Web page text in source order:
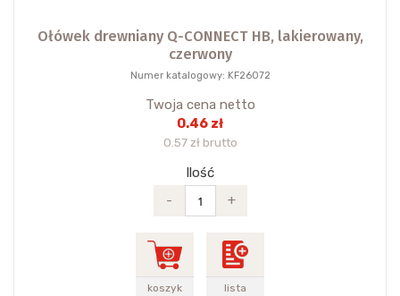
Ołówek drewniany Q-CONNECT HB, lakierowany,
czerwony
Numer katalogowy: KF26072
Twoja cena netto
0.46 zł
0.57 zł brutto
Ilość
-
+
koszyk lista